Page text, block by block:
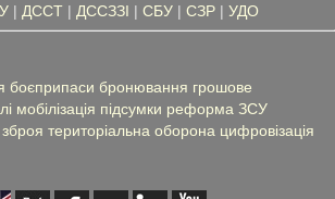
| ДССТ| ДССЗЗІ | СБУ| СЗР| УДО
боєприпаси бронювання грошове
мобілізація підсумки реформа ЗСУ
зброя територіальна оборона цифровізація